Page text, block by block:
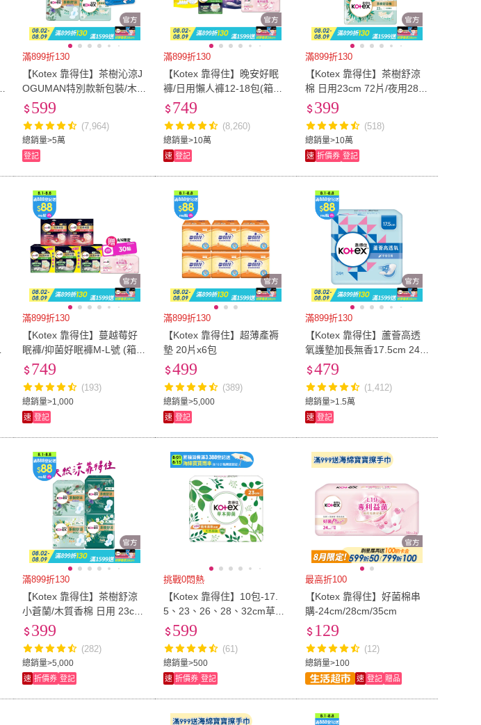
滿899折130
【Kotex 靠得住】茶樹沁涼J
OGUMAN特別款新包裝/木質
香/護墊/褲型(17.5cm-35cm/
總銷量>5萬
599
(7,964)
登記
滿899折130
【Kotex 靠得住】晚安好眠
褲/日用懶人褲12-18包(箱購/
一般/抑菌/無痕絲綿/晚安褲/
總銷量>10萬
749
(8,260)
速 登記
滿899折130
【Kotex 靠得住】茶樹舒涼
棉 日用23cm 72片/夜用28c
m 64片/夜超長35cm 40片
總銷量>10萬
399
(518)
速 折價券 登記
滿899折130
【Kotex 靠得住】蔓越莓好
眠褲/抑菌好眠褲M-L號 (箱購
28-32片)
總銷量>1,000
749
(193)
速 登記
滿899折130
【Kotex 靠得住】超薄產褥
墊 20片x6包
總銷量>5,000
499
(389)
速 登記
滿899折130
【Kotex 靠得住】蘆薈高透
氧護墊加長無香17.5cm 24片
x24包/箱
總銷量>1.5萬
479
(1,412)
速 登記
滿899折130
【Kotex 靠得住】茶樹舒涼
小蒼蘭/木質香棉 日用 23cm
10片x7包/ 9片x7包 箱購 任
總銷量>5,000
399
(282)
速 折價券 登記
挑戰0悶熱
【Kotex 靠得住】10包-17.
5、23、26、28、32cm草本
抑菌/蔓越莓 衛生棉(多種尺
總銷量>500
599
(61)
速 折價券 登記
最高折100
【Kotex 靠得住】好菌棉串
購-24cm/28cm/35cm
總銷量>100
129
(12)
速 登記 贈品